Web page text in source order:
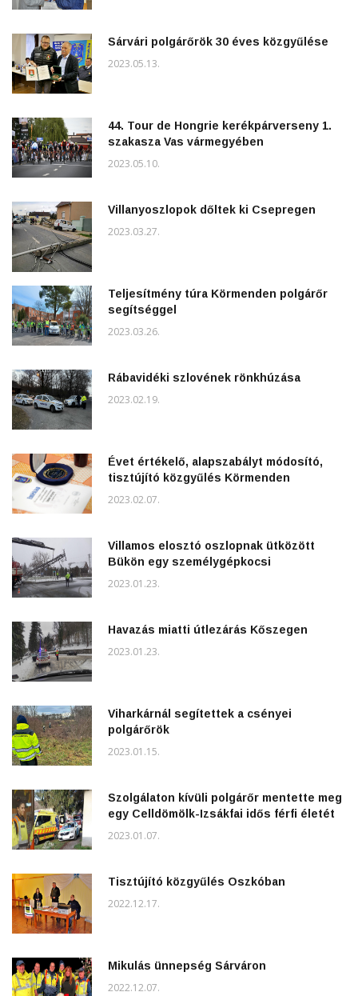
Sárvári polgárőrök 30 éves közgyűlése
2023.05.13.
44. Tour de Hongrie kerékpárverseny 1.
szakasza Vas vármegyében
2023.05.10.
Villanyoszlopok dőltek ki Csepregen
2023.03.27.
Teljesítmény túra Körmenden polgárőr
segítséggel
2023.03.26.
Rábavidéki szlovének rönkhúzása
2023.02.19.
Évet értékelő, alapszabályt módosító,
tisztújító közgyűlés Körmenden
2023.02.07.
Villamos elosztó oszlopnak ütközött
Bükön egy személygépkocsi
2023.01.23.
Havazás miatti útlezárás Kőszegen
2023.01.23.
Viharkárnál segítettek a csényei
polgárőrök
2023.01.15.
Szolgálaton kívüli polgárőr mentette meg
egy Celldömölk-Izsákfai idős férfi életét
2023.01.07.
Tisztújító közgyűlés Oszkóban
2022.12.17.
Mikulás ünnepség Sárváron
2022.12.07.